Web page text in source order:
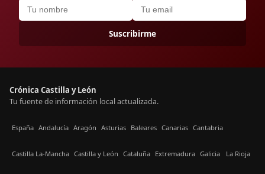
Suscribirme
Crónica Castilla y León
Tu fuente de información local actualizada.
España Andalucía Aragón Asturias Baleares Canarias Cantabria
Castilla La-Mancha Castilla y León Cataluña Extremadura Galicia La Rioja